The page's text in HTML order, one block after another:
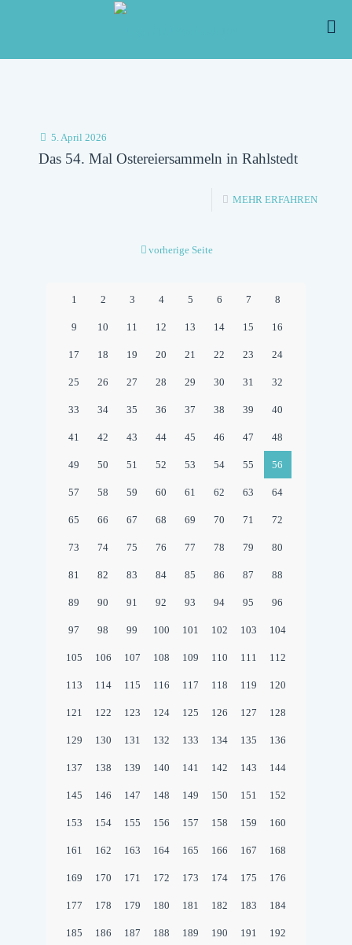
5. April 2026
Das 54. Mal Ostereiersammeln in Rahlstedt
MEHR ERFAHREN-
vorherige Seite
1 2 3 4 5 6 7 8
9 10 11 12 13 14 15 16
17 18 19 20 21 22 23 24
25 26 27 28 29 30 31 32
33 34 35 36 37 38 39 40
41 42 43 44 45 46 47 48
49 50 51 52 53 54 55 56
57 58 59 60 61 62 63 64
65 66 67 68 69 70 71 72
73 74 75 76 77 78 79 80
81 82 83 84 85 86 87 88
89 90 91 92 93 94 95 96
97 98 99 100 101 102 103 104
105 106 107 108 109 110 111 112
113 114 115 116 117 118 119 120
121 122 123 124 125 126 127 128
129 130 131 132 133 134 135 136
137 138 139 140 141 142 143 144
145 146 147 148 149 150 151 152
153 154 155 156 157 158 159 160
161 162 163 164 165 166 167 168
169 170 171 172 173 174 175 176
177 178 179 180 181 182 183 184
185 186 187 188 189 190 191 192